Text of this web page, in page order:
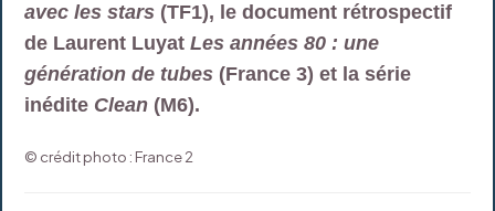
avec les stars (TF1), le document rétrospectif
de Laurent LuyatLes années 80 : une
génération de tubes (France 3) et la série
inédite Clean (M6).
© crédit photo : France 2